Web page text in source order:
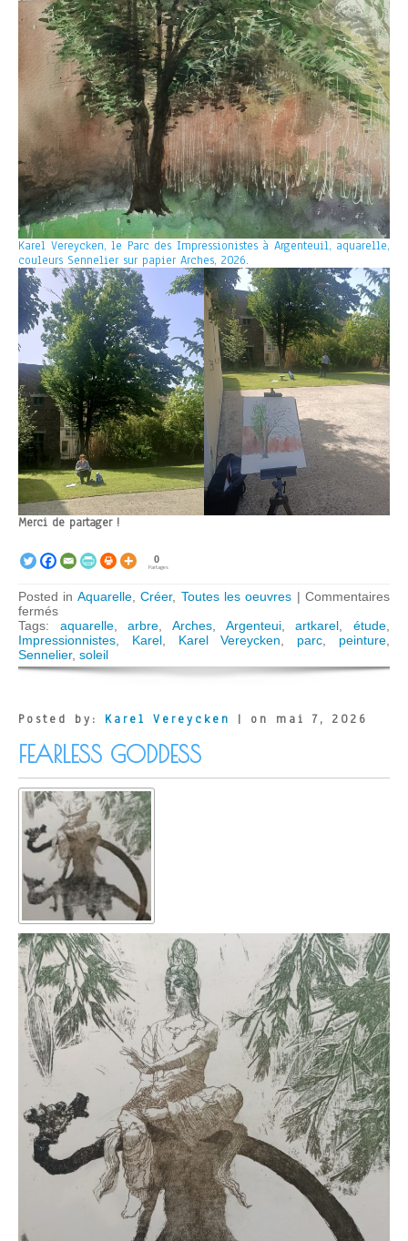
Karel Vereycken, le Parc des Impressionistes à Argenteuil, aquarelle,
couleurs Sennelier sur papier Arches, 2026.
Merci de partager !
0
Partages
Posted in Aquarelle,Créer, Toutes les oeuvres | Commentaires
ferméssur
Argenteuil,
le
parc
des
Tags: aquarelle,arbre ,Arches Argenteui,artkarel ,étude
Impressionnistes
Karel, Karel Vereycken parc peinture
Sennelier, soleil
Posted by: Karel Vereycken | on mai 7, 2026
FEARLESS GODDESS